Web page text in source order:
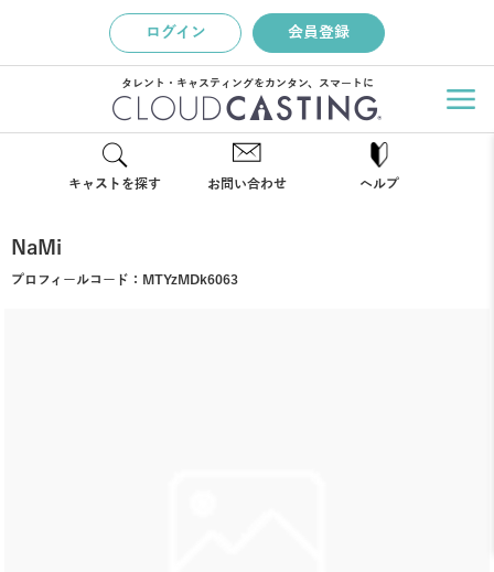
ログイン 会員登録
タレント・キャスティングをカンタン、スマートに
キャストを探す お問い合わせ ヘルプ
NaMi
プロフィールコード： MTYzMDk6063